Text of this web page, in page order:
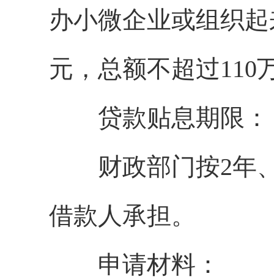
办小微企业或组织
元，总额不超过110
贷款贴息期限：
财政部门按2年、
借款人承担。
申请材料：